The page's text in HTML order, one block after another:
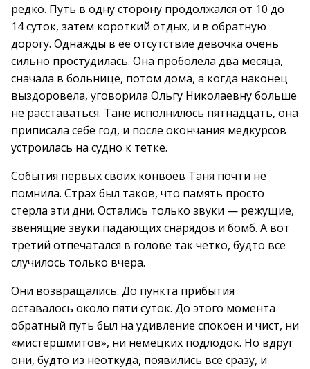
редко. Путь в одну сторону продолжался от 10 до
14 суток, затем короткий отдых, и в обратную
дорогу. Однажды в ее отсутствие девочка очень
сильно простудилась. Она проболела два месяца,
сначала в больнице, потом дома, а когда наконец
выздоровела, уговорила Ольгу Николаевну больше
не расставаться. Тане исполнилось пятнадцать, она
приписала себе год, и после окончания медкурсов
устроилась на судно к тетке.
События первых своих конвоев Таня почти не
помнила. Страх был таков, что память просто
стерла эти дни. Остались только звуки — режущие,
звенящие звуки падающих снарядов и бомб. А вот
третий отпечатался в голове так четко, будто все
случилось только вчера.
Они возвращались. До пункта прибытия
оставалось около пяти суток. До этого момента
обратный путь был на удивление спокоен и чист, ни
«мистершмитов», ни немецких подлодок. Но вдруг
они, будто из неоткуда, появились все сразу, и